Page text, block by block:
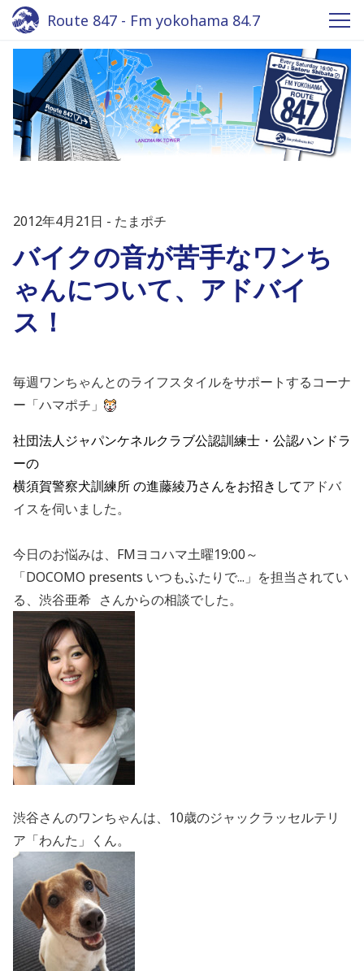
Route 847 - Fm yokohama 84.7
2012年4月21日 たまポチ
バイクの音が苦手なワンち
ゃんについて、アドバイ
ス！
毎週ワンちゃんとのライフスタイルをサポートするコーナ
ー「ハマポチ」
社団法人ジャパンケネルクラブ公認訓練士・公認ハンドラ
ーの
横須賀警察犬訓練所 の進藤綾乃さんをお招きしてアドバ
イスを伺いました。
今日のお悩みは、FMヨコハマ土曜19:00～
「DOCOMO presents いつもふたりで...」を担当されてい
る、渋谷亜希 さんからの相談でした。
渋谷さんのワンちゃんは、10歳のジャックラッセルテリ
ア「わんた」くん。